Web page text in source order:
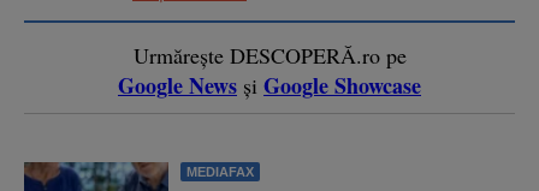
Urmărește DESCOPERĂ.ro pe
Google News și Google Showcase
MEDIAFAX